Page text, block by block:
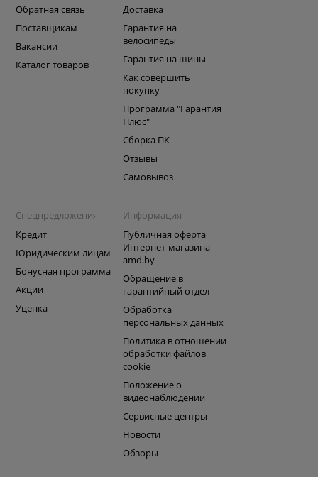
Обратная связь
Поставщикам
Вакансии
Каталог товаров
Доставка
Гарантия на
велосипеды
Гарантия на шины
Как совершить
покупку
Программа "Гарантия
Плюс"
Сборка ПК
Отзывы
Самовывоз
Спецпредложения
Кредит
Юридическим лицам
Бонусная программа
Акции
Уценка
Информация
Публичная оферта
Интернет-магазина
amd.by
Обращение в
гарантийный отдел
Обработка
персональных данных
Политика в отношении
обработки файлов
cookie
Положение о
видеонаблюдении
Сервисные центры
Новости
Обзоры